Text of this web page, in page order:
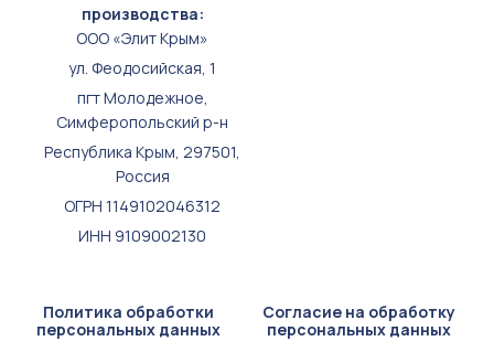
производства:
ООО «Элит Крым»
ул. Феодосийская, 1
пгт Молодежное,
Симферопольский р-н
Республика Крым, 297501,
Россия
ОГРН 1149102046312
ИНН 9109002130
Политика обработки
персональных данных
Согласие на обработку
персональных данных